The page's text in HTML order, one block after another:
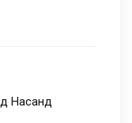
Насанд